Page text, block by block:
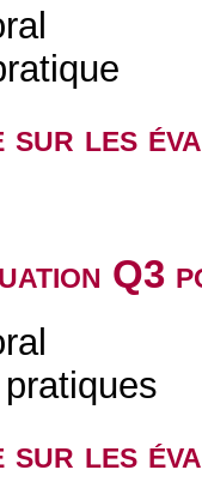
sur les
Q3
sur les